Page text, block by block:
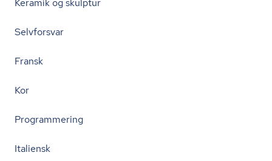
Keramik og skulptur
Selvforsvar
Fransk
Kor
Programmering
Italiensk